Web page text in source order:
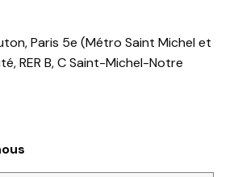
Paris 5e (Métro Saint Michel et
RER B, C Saint-Michel-Notre